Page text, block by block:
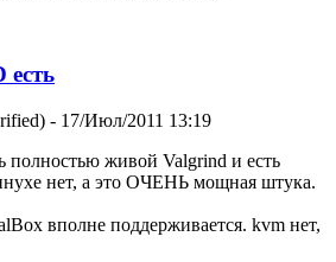
есть
- 17/Июл/2011 13:19
полностью живой Valgrind и есть
нет, а это ОЧЕНЬ мощная штука.
вполне поддерживается. kvm нет,